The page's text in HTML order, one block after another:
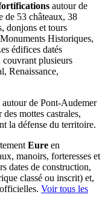
autour de
de 53 châteaux, 38
donjons et tours
Historiques,
édifices datés
couvrant plusieurs
Renaissance,
de Pont-Audemer
des mottes castrales,
la défense du territoire.
Eure en
manoirs, forteresses et
dates de construction,
classé ou inscrit) et,
Voir tous les